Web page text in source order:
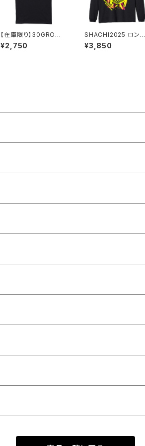
【在庫限り】30GROWI
NG UPツアーTシャツ
黒
¥2,750
SHACHI2025 ロング
¥3,850